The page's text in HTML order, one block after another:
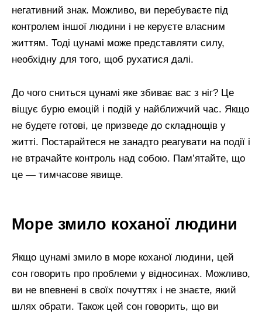
негативний знак. Можливо, ви перебуваєте під
контролем іншої людини і не керуєте власним
життям. Тоді цунамі може представляти силу,
необхідну для того, щоб рухатися далі.
До чого сниться цунамі яке збиває вас з ніг? Це
віщує бурю емоцій і подій у найближчий час. Якщо
не будете готові, це призведе до складнощів у
житті. Постарайтеся не занадто реагувати на події і
не втрачайте контроль над собою. Пам’ятайте, що
це — тимчасове явище.
Море змило коханої людини
Якщо цунамі змило в море коханої людини, цей
сон говорить про проблеми у відносинах. Можливо,
ви не впевнені в своїх почуттях і не знаєте, який
шлях обрати. Також цей сон говорить, що ви